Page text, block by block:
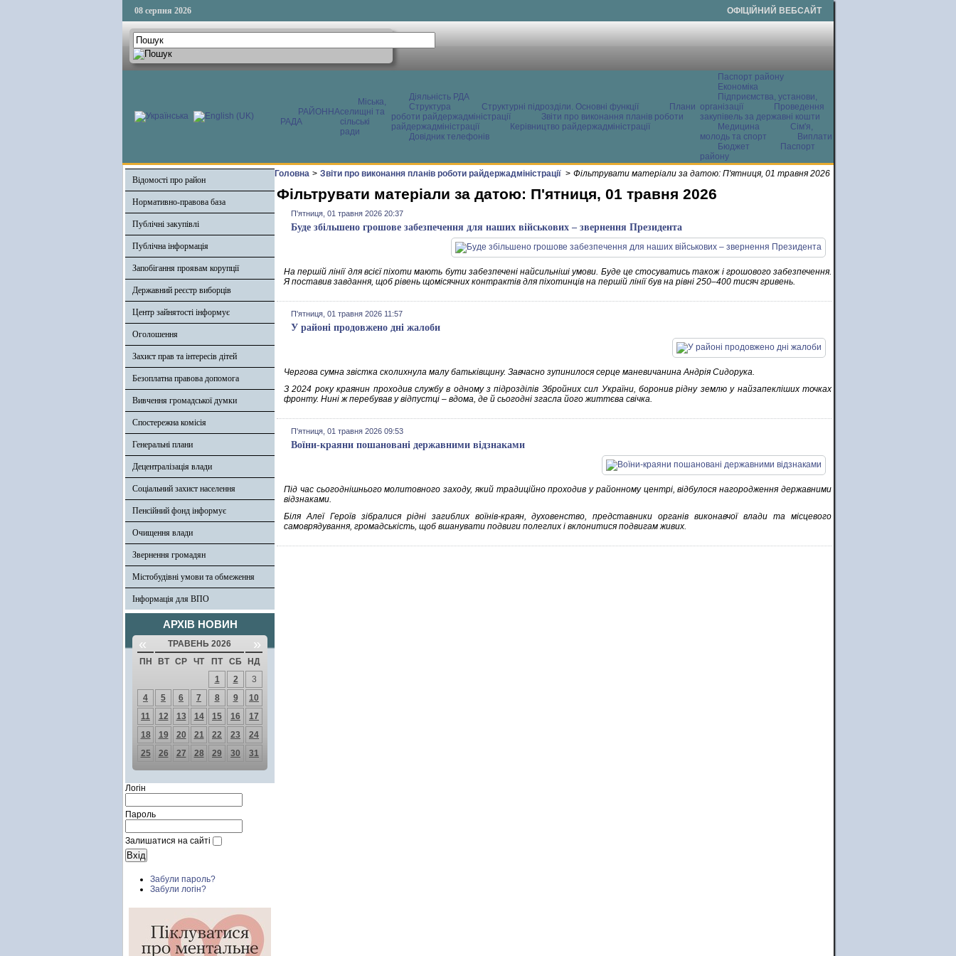
08 серпня 2026 ОФІЦІЙНИЙ ВЕБСАЙТ
РАЙОННА
РАДА
Міська,
селищні та
сільські
ради
Діяльність РДА
Структура
Структурні підрозділи. Основні функції
Плани
роботи райдержадміністрації
Звіти про виконання планів роботи
райдержадміністрації
Керівництво райдержадміністрації
Довідник телефонів
Паспорт району
Економіка
Підприємства, установи,
організації
Проведення
закупівель за державні кошти
Медицина
Сім'я,
молодь та спорт
Виплати
Бюджет
Паспорт
району
Відомості про район
Нормативно-правова база
Публічні закупівлі
Публічна інформація
Запобігання проявам корупції
Державний реєстр виборців
Центр зайнятості інформує
Оголошення
Захист прав та інтересів дітей
Безоплатна правова допомога
Вивчення громадської думки
Спостережна комісія
Генеральні плани
Децентралізація влади
Соціальний захист населення
Пенсійний фонд інформує
Очищення влади
Звернення громадян
Містобудівні умови та обмеження
Інформація для ВПО
АРХІВ НОВИН
« ТРАВЕНЬ 2026 »
ПН ВТ СР ЧТ ПТ СБ
НД
1
2
3
4
5 6 7 8 9
10
11
12 13 14 15 16
17
18
19 20 21 22 23
24
25
26 27 28 29 30 31
Логін
Пароль
Залишатися на сайті
Забули пароль?
Забули логін?
Головна > Звіти про виконання планів роботи райдержадміністрації > Фільтрувати матеріали за датою: П'ятниця, 01 травня 2026
Фільтрувати матеріали за датою: П'ятниця, 01 травня 2026
П'ятниця, 01 травня 2026 20:37
Буде збільшено грошове забезпечення для наших військових – звернення Президента
На першій лінії для всієї піхоти мають бути забезпечені найсильніші умови. Буде це стосуватись також і грошового забезпечення.
Я поставив завдання, щоб рівень щомісячних контрактів для піхотинців на першій лінії був на рівні 250–400 тисяч гривень.
П'ятниця, 01 травня 2026 11:57
У районі продовжено дні жалоби
Чергова сумна звістка сколихнула малу батьківщину. Завчасно зупинилося серце маневичанина Андрія Сидорука.
З 2024 року краянин проходив службу в одному з підрозділів Збройних сил України, боронив рідну землю у найзапекліших точках
фронту. Нині ж перебував у відпустці – вдома, де й сьогодні згасла його життєва свічка.
П'ятниця, 01 травня 2026 09:53
Воїни-краяни пошановані державними відзнаками
Під час сьогоднішнього молитовного заходу, який традиційно проходив у районному центрі, відбулося нагородження державними
відзнаками.
Біля Алеї Героїв зібралися рідні загиблих воїнів-краян, духовенство, представники органів виконавчої влади та місцевого
самоврядування, громадськість, щоб вшанувати подвиги полеглих і вклонитися подвигам живих.